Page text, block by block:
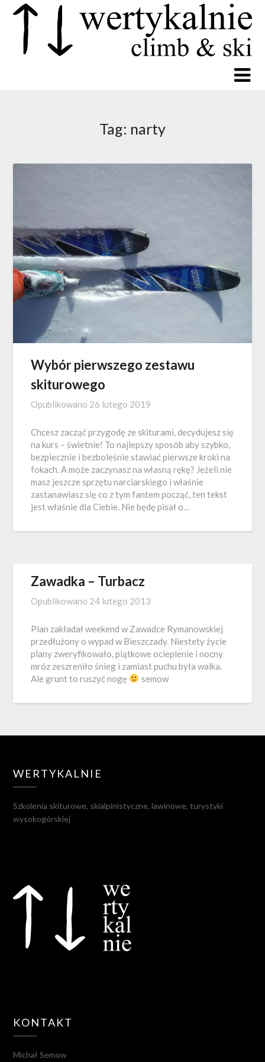
Tag: narty
Wybór pierwszego zestawu
skiturowego
Opublikowano 26 lutego 2019
Chcesz zacząć przygodę ze skiturami, decydujesz się
na kurs – świetnie! To najlepszy sposób aby szybko,
bezpiecznie i bezboleśnie stawiać pierwsze kroki na
fokach. A może zaczynasz na własną rękę? Jeżeli nie
masz jeszcze sprzętu narciarskiego i właśnie
zastanawiasz się co z tym fantem począć, ten tekst
jest właśnie dla Ciebie. Nie będę pisał o…
Zawadka – Turbacz
Opublikowano 24 lutego 2013
Plan zakładał weekend w Zawadce Rymanowskiej
przedłużony o wypad w Bieszczady. Niestety życie
plany zweryfikowało, piątkowe ocieplenie i nocny
mróz zeszreniło śnieg i zamiast puchu była walka.
Ale grunt to ruszyć nogę
semow
WERTYKALNIE
Szkolenia skiturowe, skialpinistyczne, lawinowe, turystyki
wysokogórskiej
KONTAKT
Michał Semow